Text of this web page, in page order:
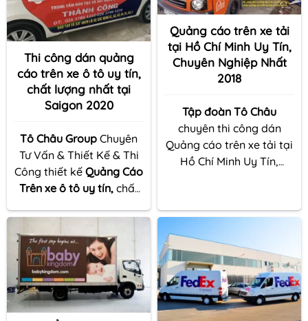
Thi công dán quảng
cáo trên xe ô tô uy tín,
chất lượng nhất tại
Saigon 2020
Tô Châu Group Chuyên
Tư Vấn & Thiết Kế & Thi
Công thiết kế Quảng Cáo
Trên xe ô tô uy tín,chất
Công Nhanh, Đẹp, Bắt
Mắt. Bảo Hành Chu Đáo.
Không Phát Sinh Chi Phí.
Đảm Bảo KH Hài Lòng.
Dịch Vụ Hậu Mãi Tốt.
Quảng cáo trên xe tải
tại Hồ Chí Minh Uy Tín,
Chuyên Nghiệp Nhất
2018
Tập đoàn Tô Châu
chuyên thi công dán
Quảng cáo trên xe tải tại
Hồ Chí Minh Uy Tín,
nghiệp vụ , giỏi chuyên
lại sự hài lòng cho quý
khách hàng, được nhiều
nhãn hàng tin tưởng sử
dụng